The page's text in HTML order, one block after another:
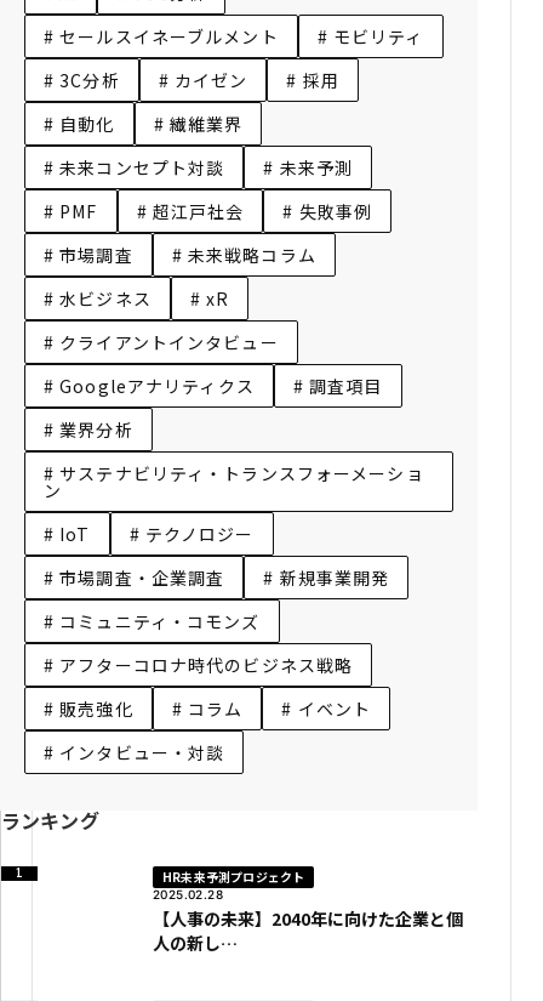
# セールスイネーブルメント
# モビリティ
# 3C分析
# カイゼン
# 採用
# 自動化
# 繊維業界
# 未来コンセプト対談
# 未来予測
# PMF
# 超江戸社会
# 失敗事例
# 市場調査
# 未来戦略コラム
# 水ビジネス
# xR
# クライアントインタビュー
# Googleアナリティクス
# 調査項目
# 業界分析
# サステナビリティ・トランスフォーメーショ
ン
# IoT
# テクノロジー
# 市場調査・企業調査
# 新規事業開発
# コミュニティ・コモンズ
# アフターコロナ時代のビジネス戦略
# 販売強化
# コラム
# イベント
# インタビュー・対談
ランキング
HR未来予測プロジェクト
2025.02.28
【人事の未来】2040年に向けた企業と個
人の新し…